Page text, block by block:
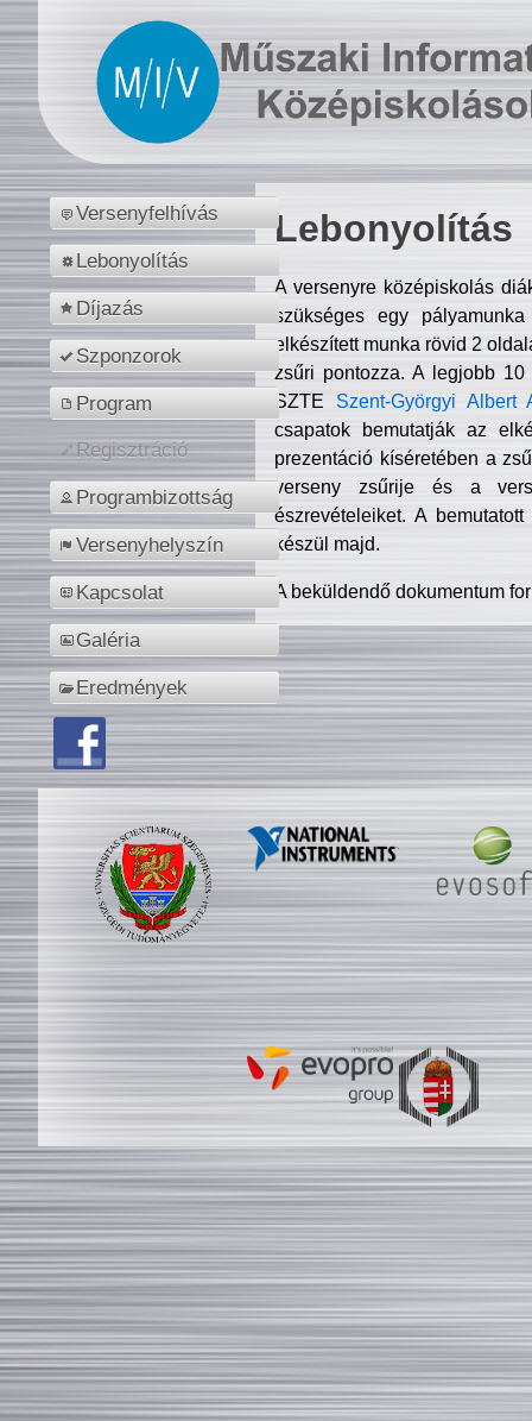
Versenyfelhívás
Lebonyolítás
Díjazás
Szponzorok
Program
Regisztráció
Programbizottság
Versenyhelyszín
Kapcsolat
Galéria
Eredmények
Lebonyolítás
A versenyre középiskolás
szükséges egy
elkészített munka rövid 2
zsűri pontozza. A legjobb
SZTE Szent-Györgyi Albert
csapatok bemutatják az
prezentáció kíséretében a
verseny zsűrije és a
észrevételeiket. A
készül majd.
A beküldendő dokumentum